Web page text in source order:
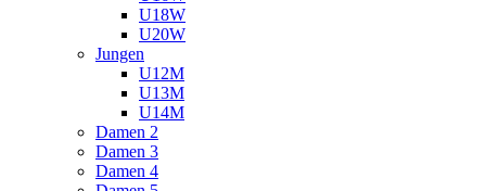
U18W
U20W
Jungen
U12M
U13M
U14M
Damen 2
Damen 3
Damen 4